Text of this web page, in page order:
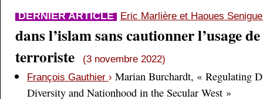
DERNIER ARTICLE Eric Marlière et Haoues
dans l’islam sans cautionner l’usage
terroriste
(3 novembre 2022)
François Gauthier › Marian Burchardt, « Regulating
Diversity and Nationhood in the Secular West »